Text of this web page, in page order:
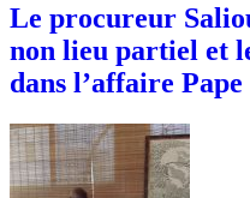
Le procureur
non lieu partiel et
dans l’affaire